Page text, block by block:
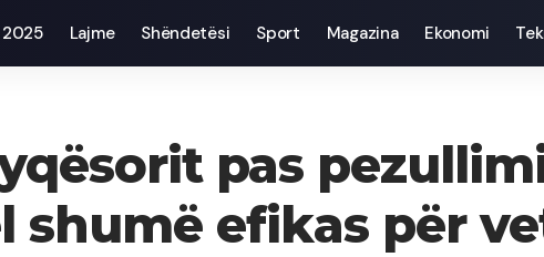
Lajme Shëndetësi Sport Magazina Ekonomi
pas
shumë efikas për